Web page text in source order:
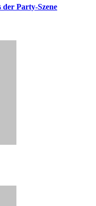
der Party-Szene